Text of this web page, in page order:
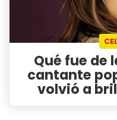
Qué fue de
cantante
volvió a